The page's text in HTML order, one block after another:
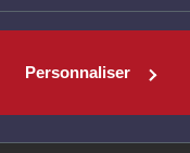
Personnaliser